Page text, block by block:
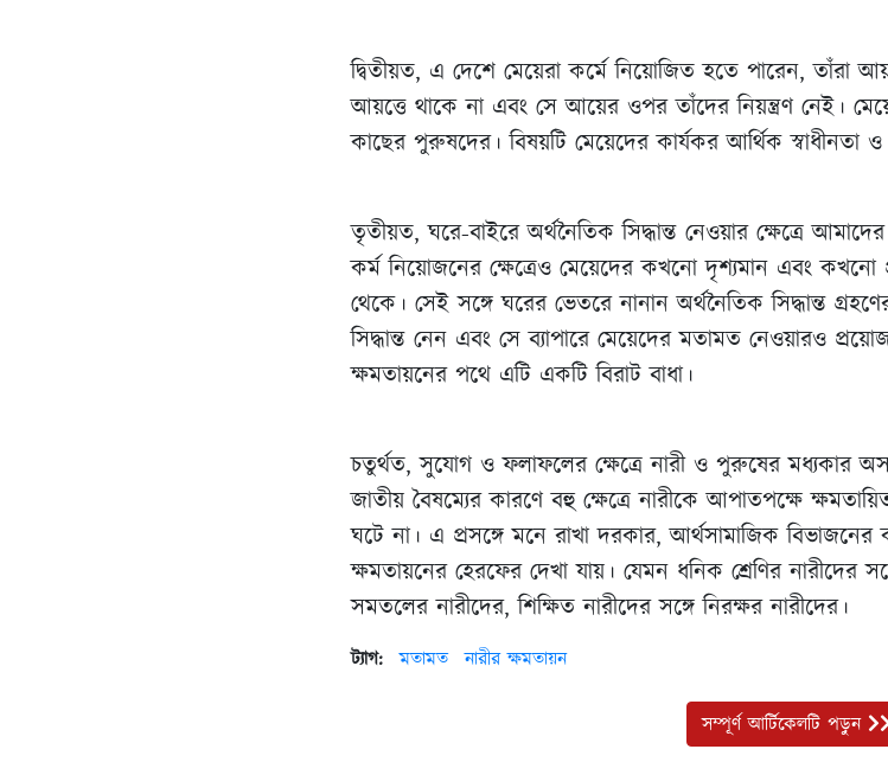
দ্বিতীয়ত, এ দেশে মেয়েরা কর্মে নিয়োজিত হতে পারেন,
আয়ত্তে থাকে না এবং সে আয়ের ওপর তাঁদের নিয়ন্ত্রণ নেই।
কাছের পুরুষদের। বিষয়টি মেয়েদের কার্যকর আর্থিক স্বাধীনতা
তৃতীয়ত, ঘরে-বাইরে অর্থনৈতিক সিদ্ধান্ত নেওয়ার ক্ষেত্রে
কর্ম নিয়োজনের ক্ষেত্রেও মেয়েদের কখনো দৃশ্যমান এবং
থেকে। সেই সঙ্গে ঘরের ভেতরে নানান অর্থনৈতিক সিদ্ধান্ত
সিদ্ধান্ত নেন এবং সে ব্যাপারে মেয়েদের মতামত নেওয়ারও
ক্ষমতায়নের পথে এটি একটি বিরাট বাধা।
চতুর্থত, সুযোগ ও ফলাফলের ক্ষেত্রে নারী ও পুরুষের মধ্যকার
জাতীয় বৈষম্যের কারণে বহু ক্ষেত্রে নারীকে আপাতপক্ষে
ঘটে না। এ প্রসঙ্গে মনে রাখা দরকার, আর্থসামাজিক বিভাজনের
ক্ষমতায়নের হেরফের দেখা যায়। যেমন ধনিক শ্রেণির নারীদের
সমতলের নারীদের, শিক্ষিত নারীদের সঙ্গে নিরক্ষর নারীদের।
ট্যাগ: মতামত নারীর ক্ষমতায়ন
সম্পূর্ণ আর্টিকেলটি পড়ুন